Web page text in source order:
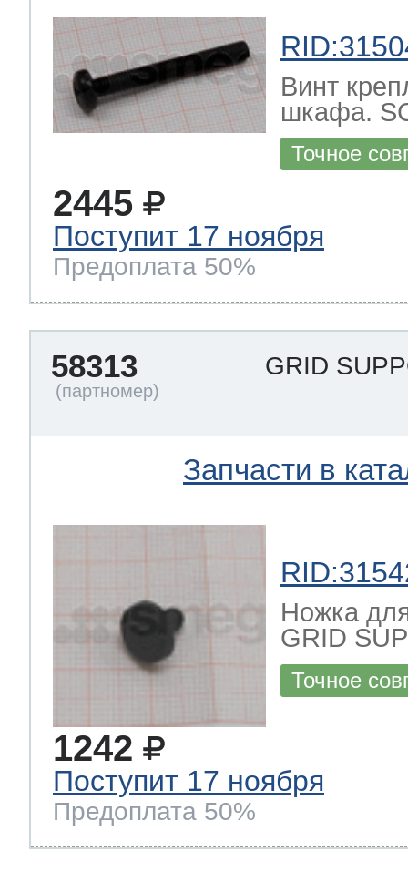
Винт
шкафа.
Точное
2445
Поступит 17 ноября
Предоплата 50%
58313 GRID
Запчасти в
Ножка
GRID
Точное
1242
Поступит 17 ноября
Предоплата 50%